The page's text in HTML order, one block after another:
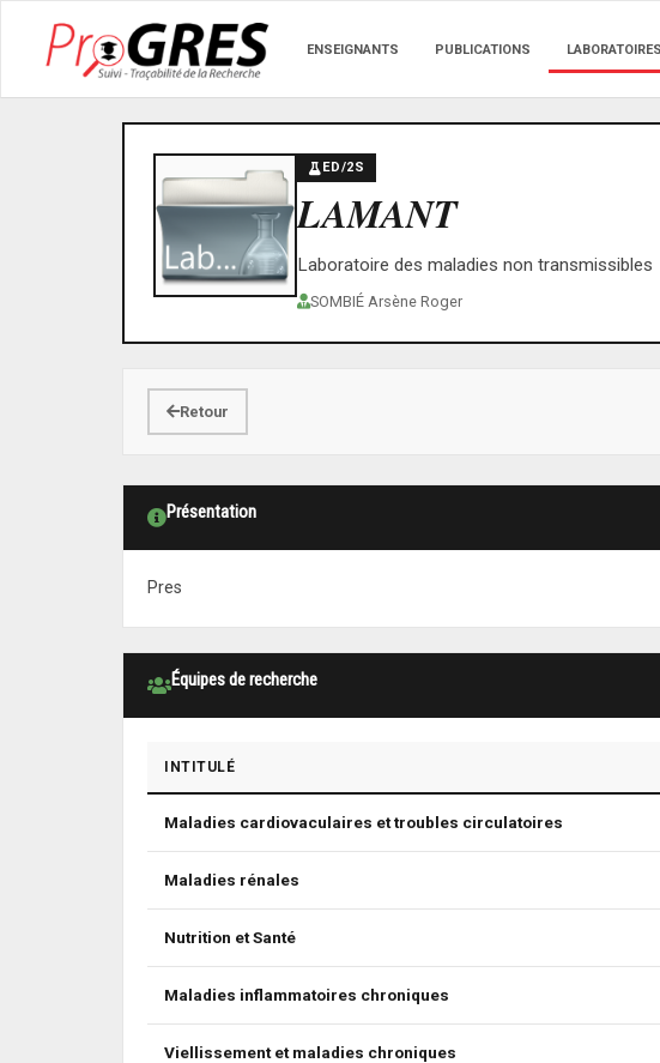
ENSEIGNANTS PUBLICATIONS LABORATOIRES
ED/2S
LAMANT
Laboratoire des maladies non transmissibles
SOMBIÉ Arsène Roger
Retour
Présentation
Pres
Équipes de recherche
INTITULÉ
Maladies cardiovaculaires et troubles circulatoires
Maladies rénales
Nutrition et Santé
Maladies inflammatoires chroniques
Viellissement et maladies chroniques